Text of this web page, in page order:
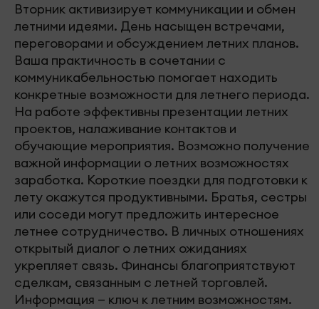
Вторник активизирует коммуникации и обмен
летними идеями. День насыщен встречами,
переговорами и обсуждением летних планов.
Ваша практичность в сочетании с
коммуникабельностью помогает находить
конкретные возможности для летнего периода.
На работе эффективны презентации летних
проектов, налаживание контактов и
обучающие мероприятия. Возможно получение
важной информации о летних возможностях
заработка. Короткие поездки для подготовки к
лету окажутся продуктивными. Братья, сестры
или соседи могут предложить интересное
летнее сотрудничество. В личных отношениях
открытый диалог о летних ожиданиях
укрепляет связь. Финансы благоприятствуют
сделкам, связанным с летней торговлей.
Информация — ключ к летним возможностям.